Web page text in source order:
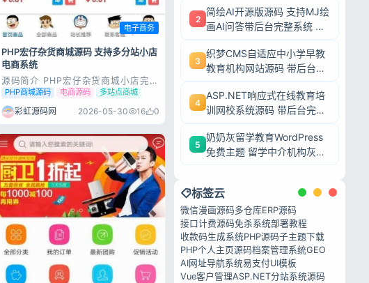
电子商务
PHP宏仔杂货商城源码 支持多分站小店
电商系统
源码简介 PHP宏仔杂货商城小店完整
源码，自带分站搭建功能，商品管
理、订单处理、支付对接等模块齐
全，界面简洁易运营，源码完整可
用，上手简单，可快速搭建杂货零售
下载
PHP商城源码 电商源码 多站点商城
彩虹源码网 2026-05-30 16 0
2
简绘AI开源版源码 支持MJ绘
画AI问答带后台完整系统 可
3
织梦CMS自适应中小学早教
教育机构网站源码 带后台完
4
ASP.NET响应式在线教育培
训网校系统源码 带后台完整
5
奶奶灰留学教育WordPress
免费主题 留学中介机构灰色
标签云
微信漫画源码多仓库ERP源码
接口计费源码免杀系统部署教程
收款码生成系统PHP源码子主题下载
PHP个人主页源码档案管理系统GEO
AI网址导航系统易支付UI模板
Vue客户管理ASP.NET分站系统源码